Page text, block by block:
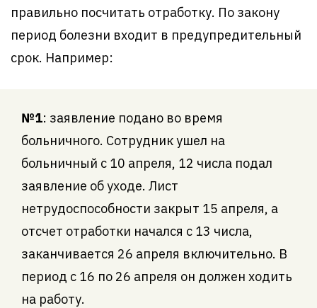
правильно посчитать отработку. По закону
период болезни входит в предупредительный
срок. Например:
№1: заявление подано во время
больничного. Сотрудник ушел на
больничный с 10 апреля, 12 числа подал
заявление об уходе. Лист
нетрудоспособности закрыт 15 апреля, а
отсчет отработки начался с 13 числа,
заканчивается 26 апреля включительно. В
период с 16 по 26 апреля он должен ходить
на работу.